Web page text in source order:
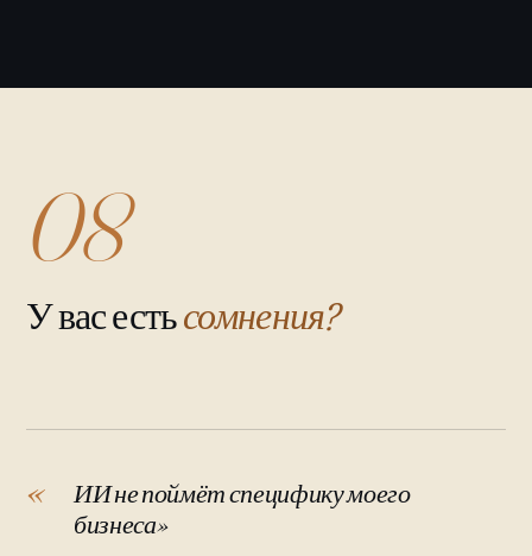
08
У вас естьсомнения?
ИИ не поймёт специфику моего
бизнеса»